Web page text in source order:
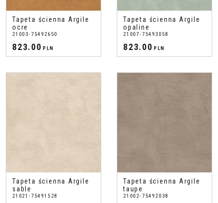
Tapeta ścienna Argile
ocre
21003-75492650
823.00 PLN
Tapeta ścienna Argile
opaline
21007-75493058
823.00 PLN
Tapeta ścienna Argile
sable
21021-75491528
Tapeta ścienna Argile
taupe
21002-75492038